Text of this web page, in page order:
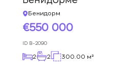
Бенидорм
550 000
ID B-2090
2 2 300.00 м²
ближайшее время.
UKRAINE
+380
+380